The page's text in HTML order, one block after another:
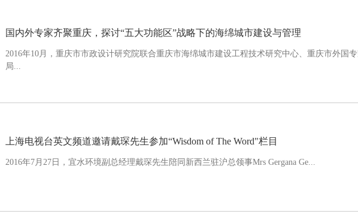
国内外专家齐聚重庆，探讨“五大功能区”战略下的海绵城市建设与管理
2016年10月，重庆市市政设计研究院联合重庆市海绵城市建设工程技术研究中心、重庆市外国
局...
上海电视台英文频道邀请戴琛先生参加“Wisdom of The Word"栏目
2016年7月27日，宜水环境副总经理戴琛先生陪同新西兰驻沪总领事Mrs Gergana Ge...